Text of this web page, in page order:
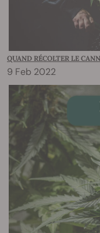
QUAND RÉCOLTER LE
9 Feb 2022